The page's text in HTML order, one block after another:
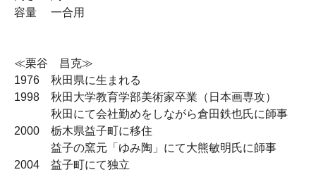
容量 一合用
≪栗谷 昌克≫
1976 秋田県に生まれる
1998 秋田大学教育学部美術家卒業（日本画専攻）
秋田にて会社勤めをしながら倉田鉄也氏に師事
2000 栃木県益子町に移住
益子の窯元「ゆみ陶」にて大熊敏明氏に師事
2004 益子町にて独立